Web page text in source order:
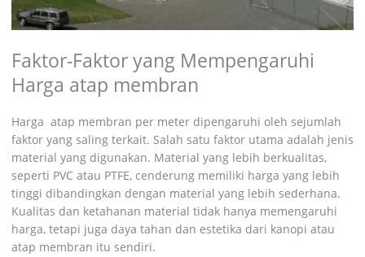
Faktor-Faktor yang Mempengaruhi
Harga atap membran
Harga atap membran per meter dipengaruhi oleh sejumlah
faktor yang saling terkait. Salah satu faktor utama adalah jenis
material yang digunakan. Material yang lebih berkualitas,
seperti PVC atau PTFE, cenderung memiliki harga yang lebih
tinggi dibandingkan dengan material yang lebih sederhana.
Kualitas dan ketahanan material tidak hanya memengaruhi
harga, tetapi juga daya tahan dan estetika dari kanopi atau
atap membran itu sendiri.